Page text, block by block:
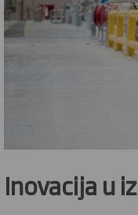
Inovacija u